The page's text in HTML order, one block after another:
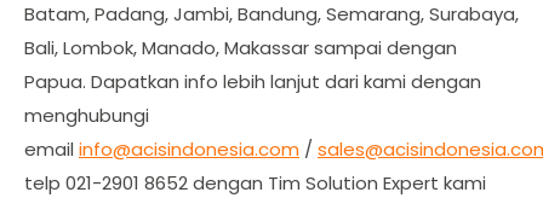
Batam, Padang, Jambi, Bandung, Semarang, Surabaya,
Bali, Lombok, Manado, Makassar sampai dengan
Papua. Dapatkan info lebih lanjut dari kami dengan
menghubungi
email info@acisindonesia.com /
telp 021-2901 8652 dengan Tim Solution Expert kami